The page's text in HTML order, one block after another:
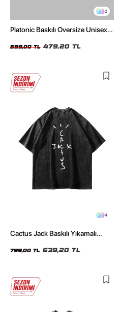
2
Platonic Baskılı Oversize Unisex
599,00 TL 479,20 TL
4
Cactus Jack Baskılı Yıkamalı
799,00 TL 639,20 TL